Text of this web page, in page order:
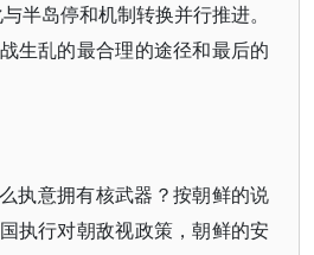
半岛停和机制转换并行推进。
生乱的最合理的途径和最后的
执意拥有核武器？按朝鲜的说
执行对朝敌视政策，朝鲜的安